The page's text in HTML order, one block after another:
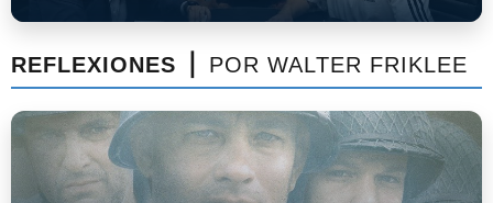
REFLEXIONES ⎪ POR WALTER FRIKLEE